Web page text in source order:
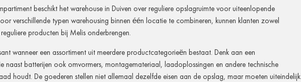
beschikt het warehouse in Duiven over reguliere opslagruimte voor uiteenlopende
verschillende typen warehousing binnen één locatie te combineren, kunnen klanten zowel
producten bij Melis onderbrengen.
wanneer een assortiment uit meerdere productcategorieën bestaat. Denk aan een
naast batterijen ook omvormers, montagemateriaal, laadoplossingen en andere technische
houdt. De goederen stellen niet allemaal dezelfde eisen aan de opslag, maar moeten uiteindelijk